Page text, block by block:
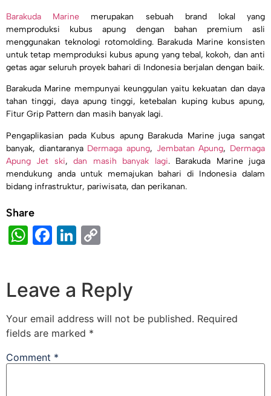
Barakuda Marine merupakan sebuah brand lokal yang
memproduksi kubus apung dengan bahan premium asli
menggunakan teknologi rotomolding. Barakuda Marine konsisten
untuk tetap memproduksi kubus apung yang tebal, kokoh, dan anti
getas agar seluruh proyek bahari di Indonesia berjalan dengan baik.
Barakuda Marine mempunyai keunggulan yaitu kekuatan dan daya
tahan tinggi, daya apung tinggi, ketebalan kuping kubus apung,
Fitur Grip Pattern dan masih banyak lagi.
Pengaplikasian pada Kubus apung Barakuda Marine juga sangat
banyak, diantaranya Dermaga apung, Jembatan Apung, Dermaga
Apung Jet ski,dan masih banyak lagi. Barakuda Marine juga
mendukung anda untuk memajukan bahari di Indonesia dalam
bidang infrastruktur, pariwisata, dan perikanan.
Share
WhatsApp
Facebook
LinkedIn
Leave a Reply
Your email address will not be published. Required
fields are marked *
Comment *